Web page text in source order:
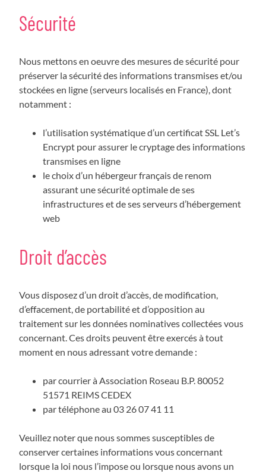
Sécurité
Nous mettons en oeuvre des mesures de sécurité pour
préserver la sécurité des informations transmises et/ou
stockées en ligne (serveurs localisés en France), dont
notamment :
l’utilisation systématique d’un certificat SSL Let’s
Encrypt pour assurer le cryptage des informations
transmises en ligne
le choix d’un hébergeur français de renom
assurant une sécurité optimale de ses
infrastructures et de ses serveurs d’hébergement
web
Droit d’accès
Vous disposez d’un droit d’accès, de modification,
d’effacement, de portabilité et d’opposition au
traitement sur les données nominatives collectées vous
concernant. Ces droits peuvent être exercés à tout
moment en nous adressant votre demande :
par courrier à Association Roseau B.P. 80052
51571 REIMS CEDEX
par téléphone au 03 26 07 41 11
Veuillez noter que nous sommes susceptibles de
conserver certaines informations vous concernant
lorsque la loi nous l’impose ou lorsque nous avons un